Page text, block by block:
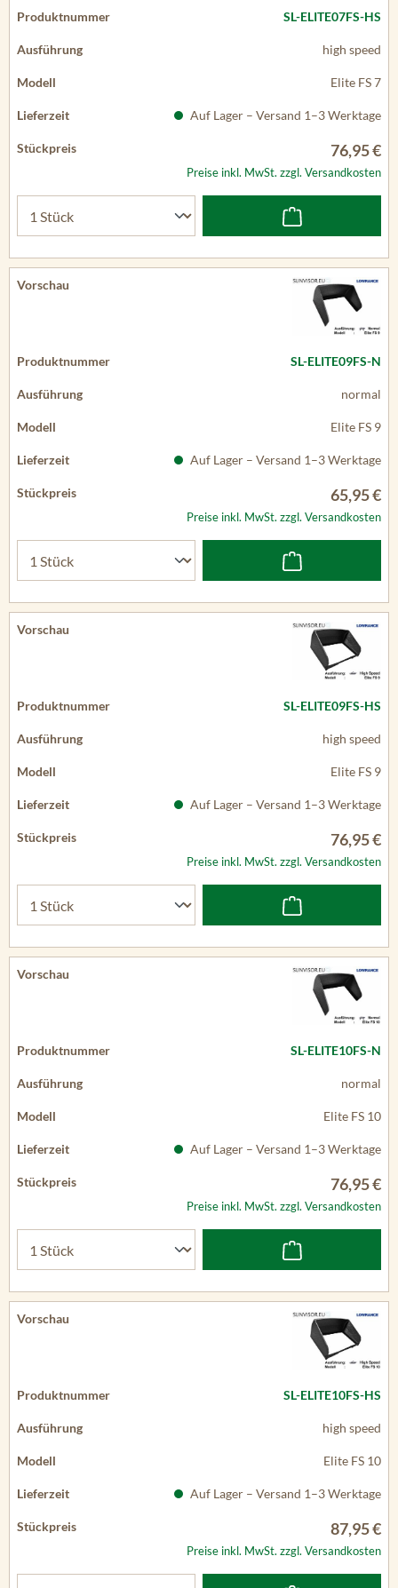
SL-ELITE07FS-HS
high speed
Elite FS 7
Auf Lager – Versand 1–3 Werktage
76,95 €
Preise inkl. MwSt. zzgl. Versandkosten
SL-ELITE09FS-N
normal
Elite FS 9
Auf Lager – Versand 1–3 Werktage
65,95 €
Preise inkl. MwSt. zzgl. Versandkosten
SL-ELITE09FS-HS
high speed
Elite FS 9
Auf Lager – Versand 1–3 Werktage
76,95 €
Preise inkl. MwSt. zzgl. Versandkosten
SL-ELITE10FS-N
normal
Elite FS 10
Auf Lager – Versand 1–3 Werktage
76,95 €
Preise inkl. MwSt. zzgl. Versandkosten
SL-ELITE10FS-HS
high speed
Elite FS 10
Auf Lager – Versand 1–3 Werktage
87,95 €
Preise inkl. MwSt. zzgl. Versandkosten